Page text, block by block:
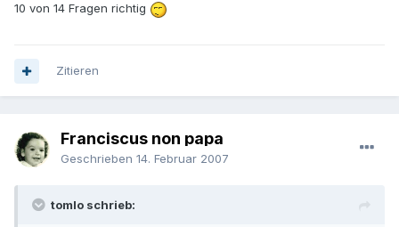
10 von 14 Fragen richtig
Zitieren
Franciscus non papa
Geschrieben 14. Februar 2007
tomlo schrieb: